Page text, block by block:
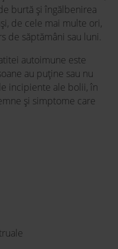
burtă și îngălbenirea
de cele mai multe ori,
de săptămâni sau luni.
autoimune este
au puține sau nu
incipiente ale bolii, în
și simptome care